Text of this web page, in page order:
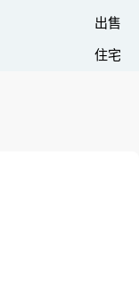
出售
住宅